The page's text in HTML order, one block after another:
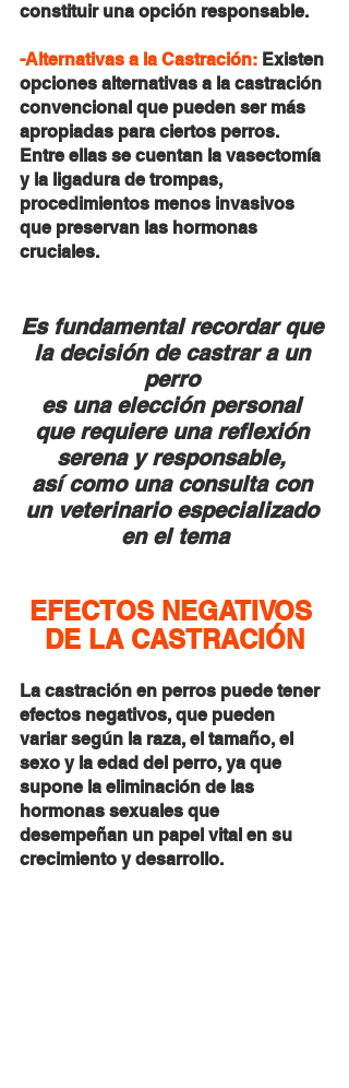
constituir una opción responsable.
-Alternativas a la Castración: Existen
opciones alternativas a la castración
convencional que pueden ser más
apropiadas para ciertos perros.
Entre ellas se cuentan la vasectomía
y la ligadura de trompas,
procedimientos menos invasivos
que preservan las hormonas
cruciales.
Es fundamental recordar que
la decisión de castrar a un
perro
es una elección personal
que requiere una reflexión
serena y responsable,
así como una consulta con
un veterinario especializado
en el tema
EFECTOS NEGATIVOS
DE LA CASTRACIÓN
La castración en perros puede tener
efectos negativos, que pueden
variar según la raza, el tamaño, el
sexo y la edad del perro, ya que
supone la eliminación de las
hormonas sexuales que
desempeñan un papel vital en su
crecimiento y desarrollo.